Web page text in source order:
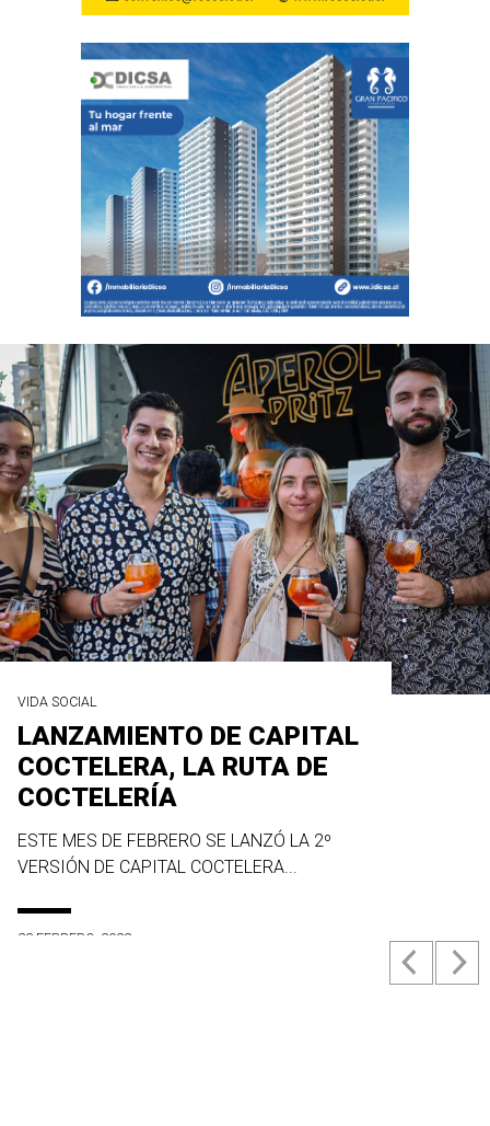
VIDA SOCIAL
LANZAMIENTO DE CAPITAL
COCTELERA, LA RUTA DE
COCTELERÍA
ESTE MES DE FEBRERO SE LANZÓ LA 2º
VERSIÓN DE CAPITAL COCTELERA...
23 FEBRERO, 2022